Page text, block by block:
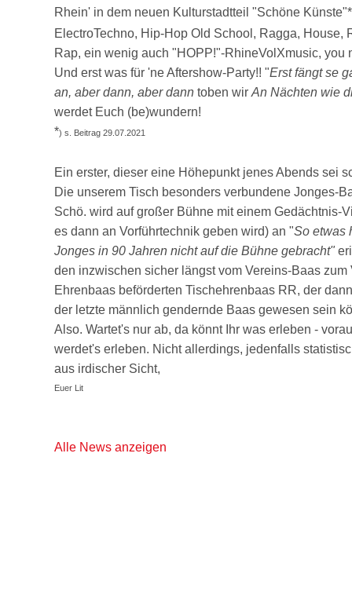
Rhein' in dem neuen Kulturstadtteil "Schöne Künste"*
ElectroTechno, Hip-Hop Old School, Ragga, House,
Rap, ein wenig auch "HOPP!"-RhineVolXmusic, you
Und erst was für 'ne Aftershow-Party!! "Erst fängt se
an, aber dann, aber dann toben wir An Nächten wie
werdet Euch (be)wundern!
*) s. Beitrag 29.07.2021
Ein erster, dieser eine Höhepunkt jenes Abends sei
Die unserem Tisch besonders verbundene Jonges-
Schö. wird auf großer Bühne mit einem Gedächtnis-
es dann an Vorführtechnik geben wird) an "So etwas
Jonges in 90 Jahren nicht auf die Bühne gebracht"
den inzwischen sicher längst vom Vereins-Baas zum
Ehrenbaas beförderten Tischehrenbaas RR, der
der letzte männlich gendernde Baas gewesen sein
Also. Wartet's nur ab, da könnt Ihr was erleben -
werdet's erleben. Nicht allerdings, jedenfalls
aus irdischer Sicht,
Euer Lit
Alle News anzeigen